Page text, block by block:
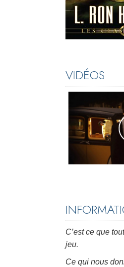
VIDÉOS
C’est ce que
jeu.
Ce qui nous